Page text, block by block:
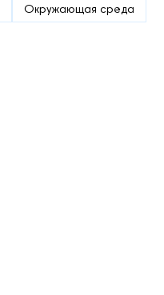
Окружающая среда